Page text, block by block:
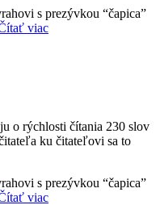
s prezývkou “čapica”
viac
o rýchlosti čítania 230 slov
ku čitateľovi sa to
s prezývkou “čapica”
viac